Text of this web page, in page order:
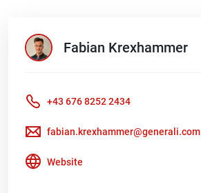
Fabian Krexhammer
+43 676 8252 2434
fabian.krexhammer@generali.com
Website